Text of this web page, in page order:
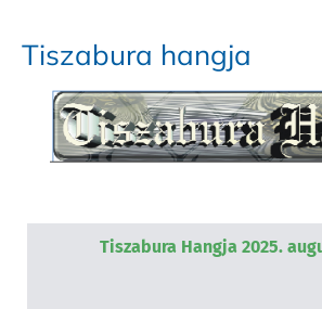
Tiszabura hangja
Tiszabura Hangja 2025.